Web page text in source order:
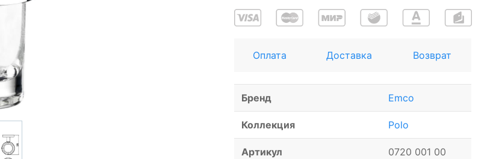
Оплата Доставка Возврат
Бренд Emco
Коллекция Polo
Артикул 0720 001 00